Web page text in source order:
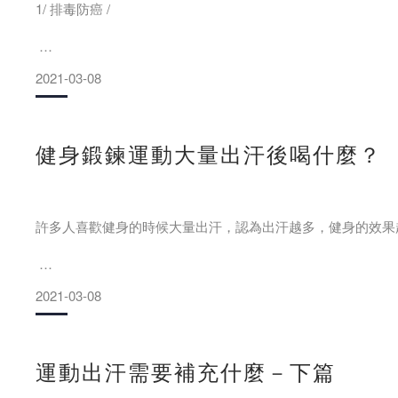
5/ 促進消化 /
1/ 排毒防癌 /
出汗是最好的排毒防癌方法，主動出汗能加快人體的體液循
子、皮膚、肺臟、大腸這一系統暢通。
2021-03-08
健身鍛鍊運動大量出汗後喝什麼？
許多人喜歡健身的時候大量出汗，認為出汗越多，健身的效果
其實，這種觀點是非常錯誤的。運動專家提醒，運動後出汗
大量出汗後喝什麼呢？
2021-03-08
運動出汗需要補充什麼－下篇